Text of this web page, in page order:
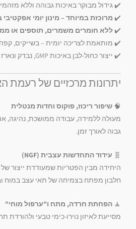
✔️ גידול מבוקר באיכות גבוהה וללא
✔️ מרוכזת במיוחד – מינון יומי
✔️ללא חומרים משמרים, תוספים או
✔️ מותאמת לצריכה יומית – בשייקים,
✔️ ייצור כחול-לבן באיכות GMP, נבדק ונארז בישראל
יתרונות מרכזיים של רעמת
🧠 שיפור ריכוז, פוקוס וחדות מנטלית
מעולה ללמידה, עבודה ממושכת, נהיגה,
גבוה לאורך זמן.
🧬 עידוד התחדשות עצבית (NGF)
חלבון מפתח בצמיחה של תאי עצב במוח
🧘 הפחתת חרדה, מתח ו"ערפול מוחי"
מסייעת לאיזון נוירו-כימי טבעי